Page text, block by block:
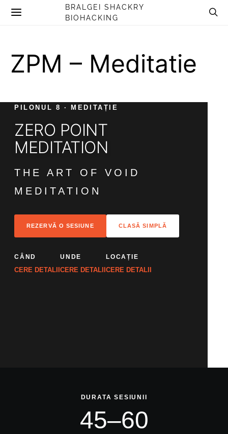
BRALGEI SHACKRY
BIOHACKING
ZPM – Meditatie
PILONUL 8 · MEDITAȚIE
ZERO POINT
MEDITATION
THE ART OF VOID
MEDITATION
REZERVĂ O SESIUNE CLASĂ SIMPLĂ
CÂND
CERE DETALII
UNDE
CERE DETALII
LOCAȚIE
CERE DETALII
DURATA SESIUNII
45–60